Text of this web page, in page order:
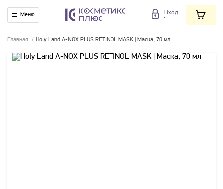
Меню Вход
Главная / Holy Land A-NOX PLUS RETINOL MASK | Маска, 70 мл